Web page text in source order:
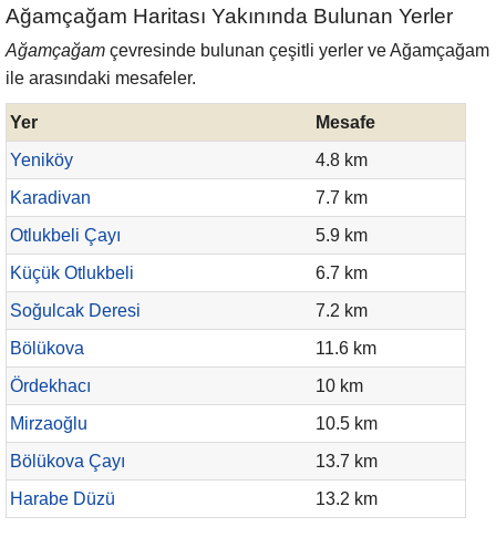
Ağamçağam Haritası Yakınında Bulunan Yerler
Ağamçağam çevresinde bulunan çeşitli yerler ve Ağamçağam
ile arasındaki mesafeler.
Yer
Mesafe
Yeniköy
4.8 km
Karadivan
7.7 km
Otlukbeli Çayı
5.9 km
Küçük Otlukbeli
6.7 km
Soğulcak Deresi
7.2 km
Bölükova
11.6 km
Ördekhacı
10 km
Mirzaoğlu
10.5 km
Bölükova Çayı
13.7 km
Harabe Düzü
13.2 km